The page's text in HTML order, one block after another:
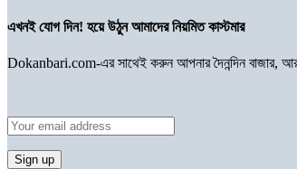
এখনই যোগ দিন! হয়ে উঠুন আমাদের নিয়মিত কাস্টমার
Dokanbari.com-এর সাথেই করুন আপনার দৈনন্দিন